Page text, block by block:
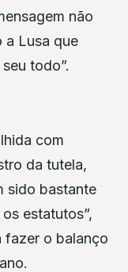
não
a Lusa que
todo”.
com
da tutela,
sido bastante
estatutos”,
fazer o balanço